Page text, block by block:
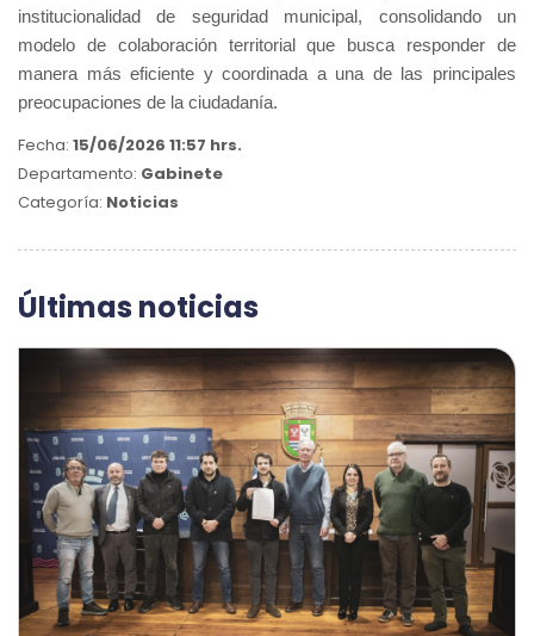
institucionalidad de seguridad municipal, consolidando un
modelo de colaboración territorial que busca responder de
manera más eficiente y coordinada a una de las principales
preocupaciones de la ciudadanía.
Fecha: 15/06/2026 11:57 hrs.
Departamento: Gabinete
Categoría: Noticias
Últimas noticias